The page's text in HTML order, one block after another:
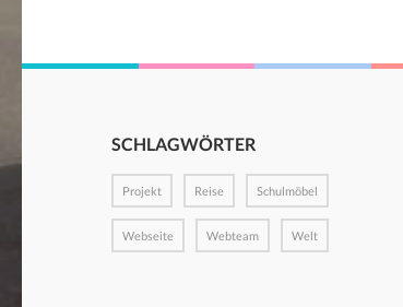
SCHLAGWÖRTER
Projekt Reise Schulmöbel
Webseite Webteam Welt